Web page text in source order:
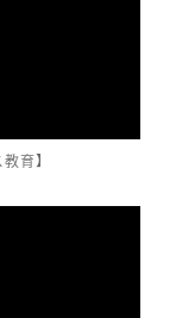
育】